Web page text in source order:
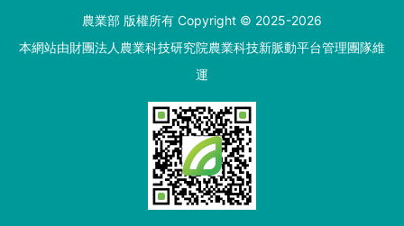
農業部 版權所有 Copyright © 2025-2026
本網站由財團法人農業科技研究院農業科技新脈動平台管理團隊維
運